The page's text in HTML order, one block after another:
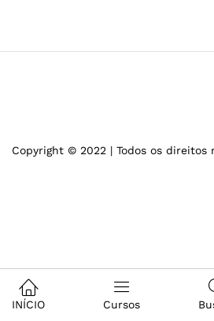
Copyright © 2022 | Todos os direitos
INÍCIO Cursos